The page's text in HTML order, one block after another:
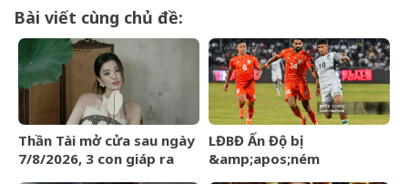
Bài viết cùng chủ đề:
Thần Tài mở cửa sau ngày
7/8/2026, 3 con giáp ra
LĐBĐ Ấn Độ bị
&amp;apos;ném